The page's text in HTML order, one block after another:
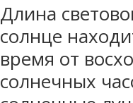
Длина
солнце
время от
солнечных